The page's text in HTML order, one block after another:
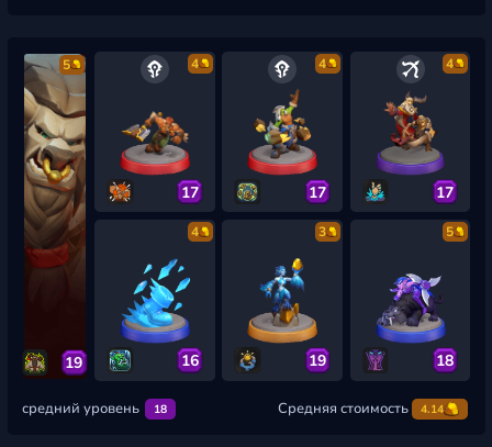
5
19
4
17
4
17
4
17
4
16
3
19
5
18
средний уровень 18 Средняя стоимость 4.14